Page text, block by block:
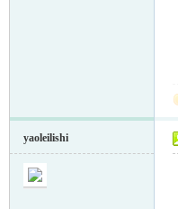
yaoleilishi